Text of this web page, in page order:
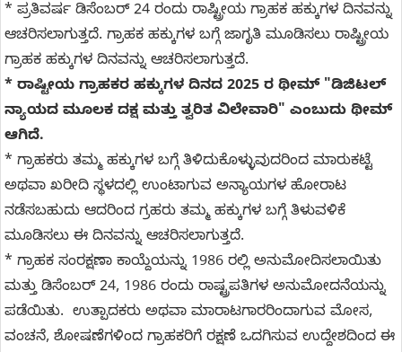
* ಪ್ರತಿವರ್ಷ ಡಿಸೆಂಬರ್‌ 24 ರಂದು ರಾಷ್ಟ್ರೀಯ ಗ್ರಾಹಕ ಹಕ್ಕುಗಳ ದಿನವನ್ನು
ಆಚರಿಸಲಾಗುತ್ತದೆ. ಗ್ರಾಹಕ ಹಕ್ಕುಗಳ ಬಗ್ಗೆ ಜಾಗೃತಿ ಮೂಡಿಸಲು ರಾಷ್ಟ್ರೀಯ
ಗ್ರಾಹಕ ಹಕ್ಕುಗಳ ದಿನವನ್ನು ಆಚರಿಸಲಾಗುತ್ತದೆ.
* ರಾಷ್ಟೀಯ ಗ್ರಾಹಕರ ಹಕ್ಕುಗಳ ದಿನದ 2025 ರ ಥೀಮ್ "ಡಿಜಿಟಲ್
ನ್ಯಾಯದ ಮೂಲಕ ದಕ್ಷ ಮತ್ತು ತ್ವರಿತ ವಿಲೇವಾರಿ" ಎಂಬುದು ಥೀಮ್
ಆಗಿದೆ.
* ಗ್ರಾಹಕರು ತಮ್ಮ ಹಕ್ಕುಗಳ ಬಗ್ಗೆ ತಿಳಿದುಕೊಳ್ಳುವುದರಿಂದ ಮಾರುಕಟ್ಟೆ
ಅಥವಾ ಖರೀದಿ ಸ್ಥಳದಲ್ಲಿ ಉಂಟಾಗುವ ಅನ್ಯಾಯಗಳ ಹೋರಾಟ
ನಡೆಸಬಹುದು ಆದರಿಂದ ಗ್ರಹರು ತಮ್ಮ ಹಕ್ಕುಗಳ ಬಗ್ಗೆ ತಿಳುವಳಿಕೆ
ಮೂಡಿಸಲು ಈ ದಿನವನ್ನು ಆಚರಿಸಲಾಗುತ್ತದೆ.
* ಗ್ರಾಹಕ ಸಂರಕ್ಷಣಾ ಕಾಯ್ದೆಯನ್ನು 1986 ರಲ್ಲಿ ಅನುಮೋದಿಸಲಾಯಿತು
ಮತ್ತು ಡಿಸೆಂಬರ್ 24, 1986 ರಂದು ರಾಷ್ಟ್ರಪತಿಗಳ ಅನುಮೋದನೆಯನ್ನು
ಪಡೆಯಿತು. ಉತ್ಪಾದಕರು ಅಥವಾ ಮಾರಾಟಗಾರರಿಂದಾಗುವ ಮೋಸ,
ವಂಚನೆ, ಶೋಷಣೆಗಳಿಂದ ಗ್ರಾಹಕರಿಗೆ ರಕ್ಷಣೆ ಒದಗಿಸುವ ಉದ್ದೇಶದಿಂದ ಈ